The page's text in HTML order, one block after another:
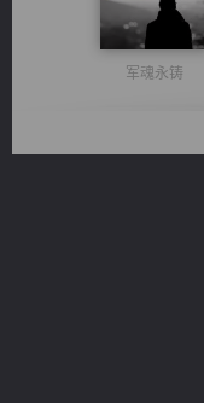
军魂永铸